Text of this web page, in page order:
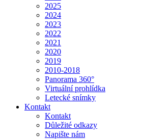
2025
2024
2023
2022
2021
2020
2019
2010-2018
Panorama 360°
Virtuální prohlídka
Letecké snímky
Kontakt
Kontakt
Důležité odkazy
Napište nám